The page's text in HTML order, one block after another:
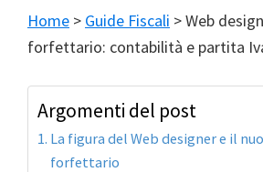
Home > Guide Fiscali >Web
forfettario: contabilità e partita
Argomenti del post
La figura del Web designer e il
forfettario